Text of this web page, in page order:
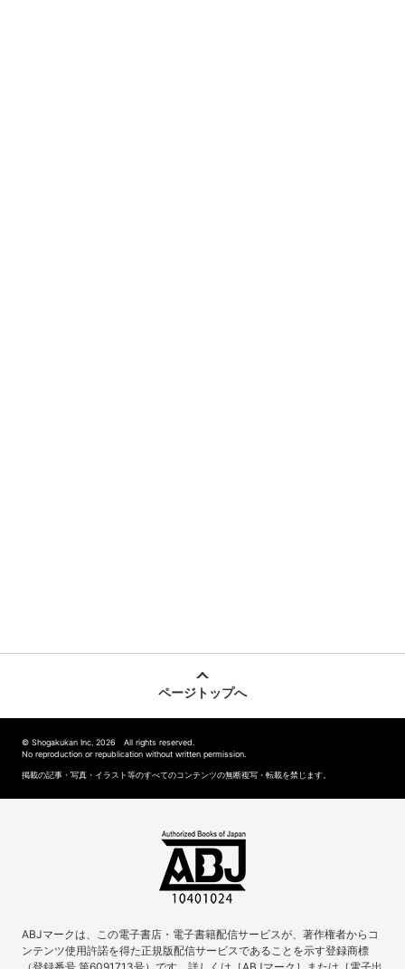
ページトップへ
© Shogakukan Inc. 2026 All rights reserved.
No reproduction or republication without written permission.
掲載の記事・写真・イラスト等のすべてのコンテンツの無断複写・転載を禁じます。
ABJマークは、この電子書店・電子書籍配信サービスが、著作権者からコ
ンテンツ使用許諾を得た正規版配信サービスであることを示す登録商標